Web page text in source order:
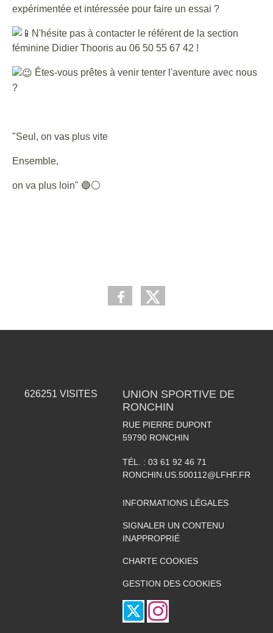
expérimentée et intéressée pour faire un essai ?
N'hésite pas à contacter le référent de la section
féminine Didier Thooris au 06 50 55 67 42 !
Êtes-vous prêtes à venir tenter l'aventure avec nous
?
"Seul, on vas plus vite
Ensemble,
on va plus loin" 🔵⚪
626251 VISITES
UNION SPORTIVE DE
RONCHIN
RUE PIERRE DUPONT
59790 RONCHIN
TÉL. : 03 61 92 46 71
RONCHIN.US.500112@LFHF.FR
INFORMATIONS LÉGALES
SIGNALER UN CONTENU
INAPPROPRIÉ
CHARTE COOKIES
GESTION DES COOKIES